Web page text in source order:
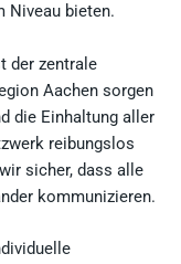
Niveau bieten.
der zentrale
Aachen sorgen
die Einhaltung aller
reibungslos
sicher, dass alle
kommunizieren.